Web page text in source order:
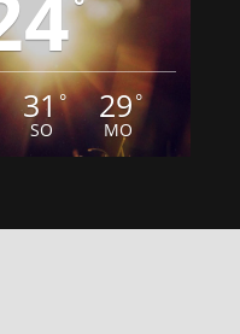
SO MO